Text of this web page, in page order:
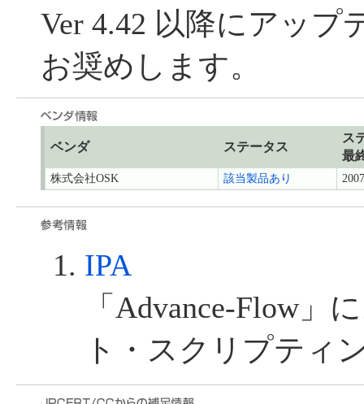
Ver 4.42 以降にアップ
お奨めします。
ベンダ ステータス
ス
最
株式会社OSK 該当製品あり
IPA
「Advance-Flow」
ト・スクリプティ